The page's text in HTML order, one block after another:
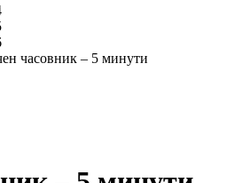
часовник – 5 минути